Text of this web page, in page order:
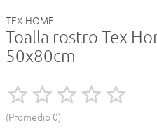
TEX HOME
Toalla rostro Tex
50x80cm
Promedio 0